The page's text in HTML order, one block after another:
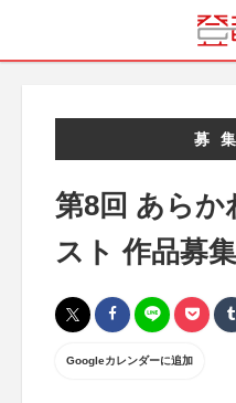
募
第8回 あらか
スト 作品募集
Googleカレンダーに追加